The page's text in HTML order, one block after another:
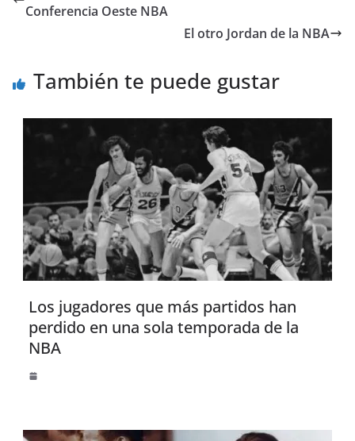
Conferencia Oeste NBA
El otro Jordan de la NBA
También te puede gustar
Los jugadores que más partidos han
perdido en una sola temporada de la
NBA